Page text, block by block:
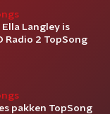
Ella Langley is
Radio 2 TopSong
pakken TopSong